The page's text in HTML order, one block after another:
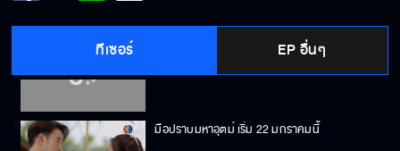
ทีเซอร์ EP อื่นๆ
มือปราบมหาอุตม์ คืนนี้เสนอตอนแรก
มือปราบมหาอุตม์ เริ่ม 22 มกราคมนี้